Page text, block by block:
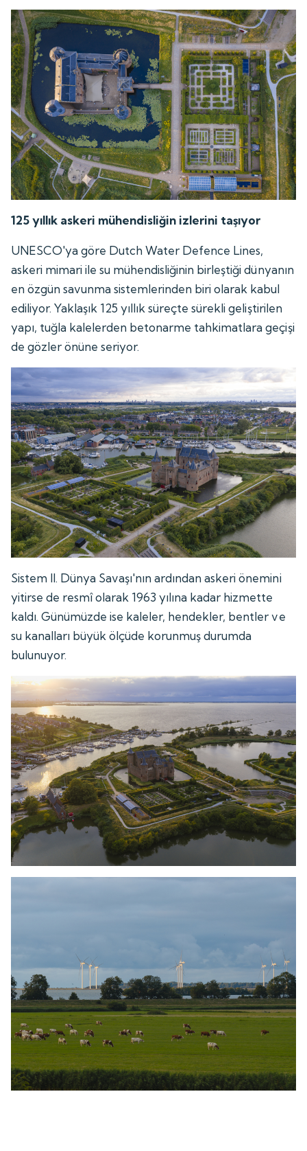
125 yıllık askeri mühendisliğin izlerini taşıyor
UNESCO'ya göre Dutch Water Defence Lines,
askeri mimari ile su mühendisliğinin birleştiği dünyanın
en özgün savunma sistemlerinden biri olarak kabul
ediliyor. Yaklaşık 125 yıllık süreçte sürekli geliştirilen
yapı, tuğla kalelerden betonarme tahkimatlara geçişi
de gözler önüne seriyor.
Sistem II. Dünya Savaşı'nın ardından askeri önemini
yitirse de resmî olarak 1963 yılına kadar hizmette
kaldı. Günümüzde ise kaleler, hendekler, bentler ve
su kanalları büyük ölçüde korunmuş durumda
bulunuyor.